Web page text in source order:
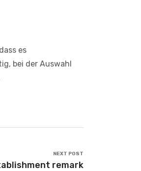
es
bei der Auswahl
NEXT POST
remark